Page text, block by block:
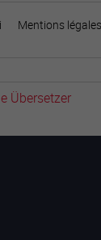
Mentions légales
Übersetzer